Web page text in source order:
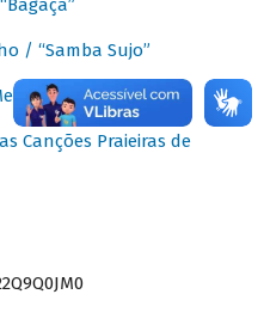
/ “Samba Sujo”
Pandeiro”
Canções Praieiras de